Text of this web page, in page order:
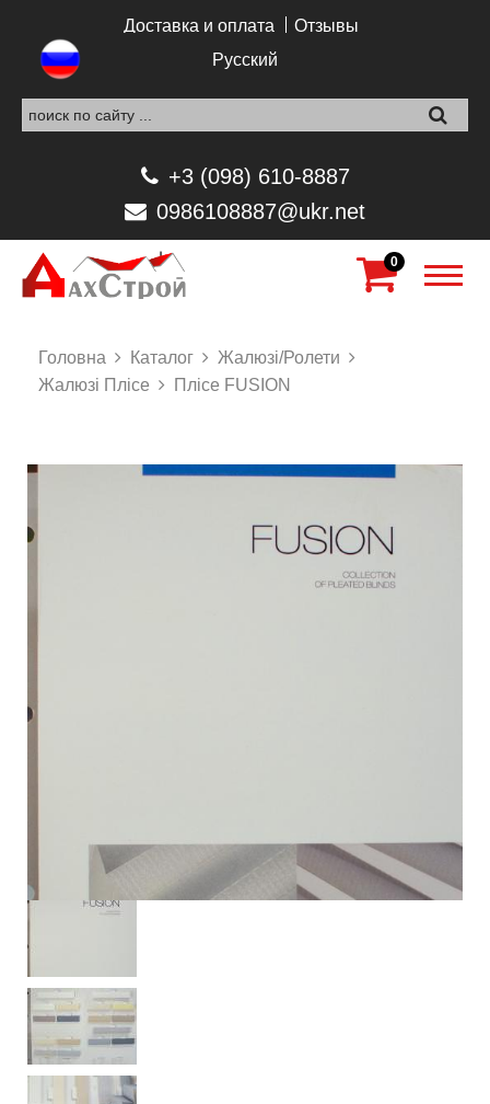
Доставка и оплата
Отзывы
Русский
+3 (098) 610-8887
0986108887@ukr.net
0
Головна Каталог
Жалюзі/Ролети
Жалюзі Плісе
Плісе FUSION